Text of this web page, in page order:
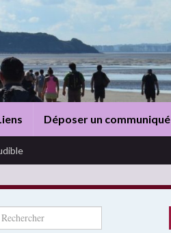
Déposer un communiqué
for: